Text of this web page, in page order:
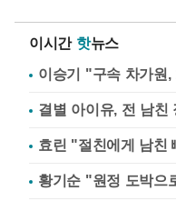
이시간 핫뉴스
이승기 "구속 차가원
결별 아이유, 전 남친
효린 "절친에게 남
황기순 "원정 도박으